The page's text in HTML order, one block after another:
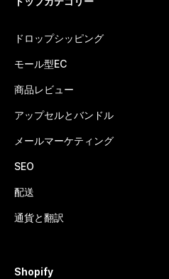
ドロップシッピング
モール型EC
商品レビュー
アップセルとバンドル
メールマーケティング
SEO
配送
通貨と翻訳
Shopify